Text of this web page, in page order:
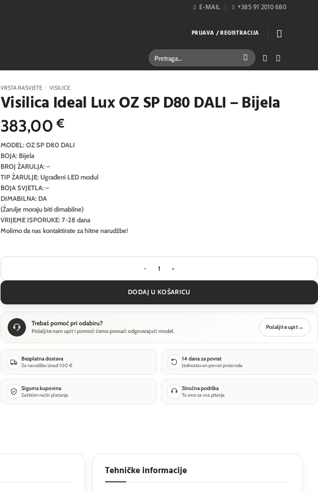
E-MAIL +385 91 2010 680
PRIJAVA / REGISTRACIJA
Pretraži:
VRSTA RASVJETE / VISILICE
Visilica Ideal Lux OZ SP D80 DALI – Bijela
383,00€
MODEL: OZ SP D80 DALI
BOJA: Bijela
BROJ ŽARULJA: –
TIP ŽARULJE: Ugrađeni LED modul
BOJA SVJETLA: –
DIMABILNA: DA
(Žarulje moraju biti dimabilne)
VRIJEME ISPORUKE: 7-28 dana
Molimo da nas kontaktirate za hitne narudžbe!
Visilica Ideal Lux OZ SP D80 DALI - Bijela količina
DODAJ U KOŠARICU
Trebaš pomoć pri odabiru?
Pošaljite nam upit i pomoći ćemo pronaći odgovarajući model.
Pošaljite upit→
Besplatna dostava
Za narudžbe iznad 100 €
14 dana za povrat
Jednostavan povrat proizvoda
Sigurna kupovina
Zaštićen način plaćanja
Stručna podrška
Tu smo za sva pitanja
Tehničke informacije